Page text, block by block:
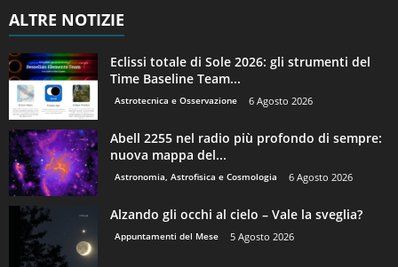
ALTRE NOTIZIE
Eclissi totale di Sole 2026: gli strumenti del
Time Baseline Team...
Astrotecnica e Osservazione 6 Agosto 2026
Abell 2255 nel radio più profondo di sempre:
nuova mappa del...
Astronomia, Astrofisica e Cosmologia 6 Agosto 2026
Alzando gli occhi al cielo – Vale la sveglia?
Appuntamenti del Mese 5 Agosto 2026